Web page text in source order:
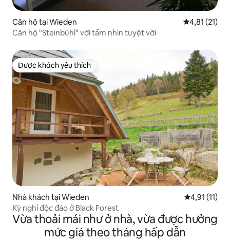
Căn hộ tại Wieden Xếp hạng
4,81 (21)
Căn hộ "Steinbühl" với tầm nhìn tuyệt vời
Được khách yêu thích
Được khách yêu thích
Nhà khách tại Wieden Xếp hạng
4,91 (11)
Kỳ nghỉ độc đáo ở Black Forest
Vừa thoải mái như ở nhà, vừa được hưởng
mức giá theo tháng hấp dẫn